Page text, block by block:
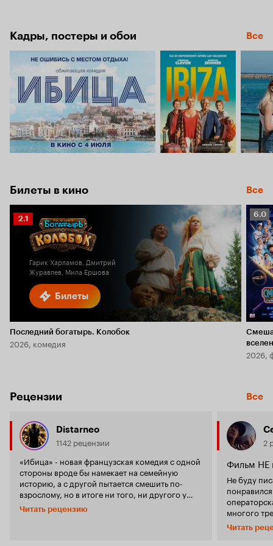
Кадры, постеры и обои Все
Билеты в кино Все
Билеты
Рейтинг
Кинопоиска
2.1
Гарик Харламов, Дмитрий
Журавлев, Мила Ершова
Последний богатырь. Колобок
2026, комедия
6.0
6.0
2026,
Рецензии Все
Distarneo
1142 рецензии
«Ибица» - новая французская комедия с одной
стороны вроде бы намекает на семейную
историю, а с другой пытается смешить по-
взрослому, но в итоге ни того, ни другого у
фильма не получается. Первая половина
сюжетного развития выглядит весьма
Читать рецензию
2
Фильм НЕ
Не буду
многого
сильно не
комедий с
Читать